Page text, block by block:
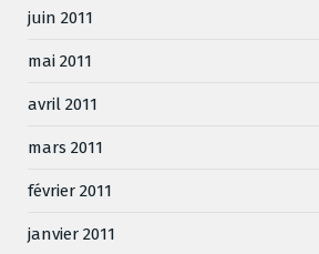
juin 2011
mai 2011
avril 2011
mars 2011
février 2011
janvier 2011